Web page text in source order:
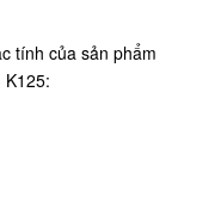
tính của sản phẩm
K125: